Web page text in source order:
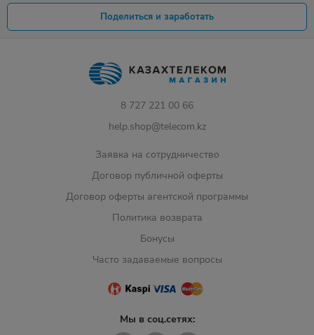
Поделиться и заработать
8 727 221 00 66
help.shop@telecom.kz
Заявка на сотрудничество
Договор публичной оферты
Договор оферты агентской программы
Политика возврата
Бонусы
Часто задаваемые вопросы
Мы в соц.сетях: